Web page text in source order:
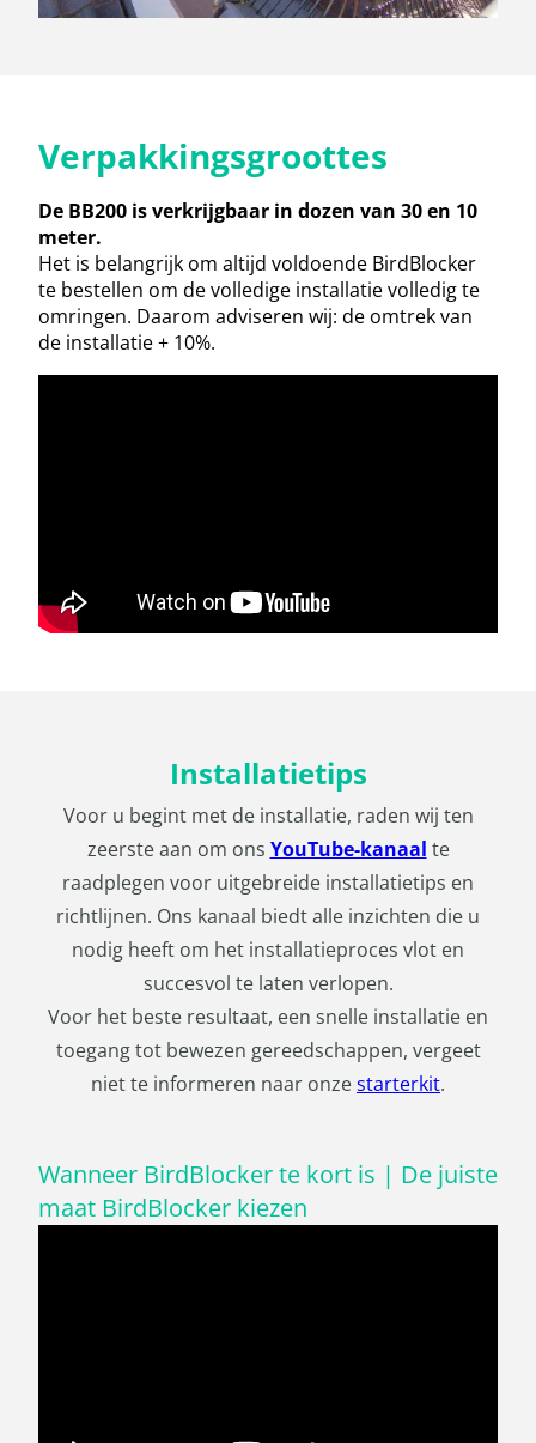
Verpakkingsgroottes
De BB200 is verkrijgbaar in dozen van 30 en 10
meter.
Het is belangrijk om altijd voldoende BirdBlocker
te bestellen om de volledige installatie volledig te
omringen. Daarom adviseren wij: de omtrek van
de installatie + 10%.
Installatietips
Voor u begint met de installatie, raden wij ten
zeerste aan om ons YouTube-kanaal te
raadplegen voor uitgebreide installatietips en
richtlijnen. Ons kanaal biedt alle inzichten die u
nodig heeft om het installatieproces vlot en
succesvol te laten verlopen.
Voor het beste resultaat, een snelle installatie en
toegang tot bewezen gereedschappen, vergeet
niet te informeren naar onzestarterkit.
Wanneer BirdBlocker te kort is | De juiste
maat BirdBlocker kiezen